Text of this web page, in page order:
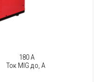
180 А
Ток MIG до, А